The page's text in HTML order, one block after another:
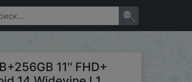
L1 Unisoc T616 Tablet Pad PC
11'' FHD+